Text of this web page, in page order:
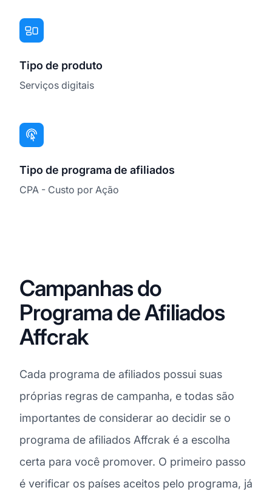
Tipo de produto
Serviços digitais
Tipo de programa de afiliados
CPA - Custo por Ação
Campanhas do
Programa de Afiliados
Affcrak
Cada programa de afiliados possui suas
próprias regras de campanha, e todas são
importantes de considerar ao decidir se o
programa de afiliados Affcrak é a escolha
certa para você promover. O primeiro passo
é verificar os países aceitos pelo programa, já